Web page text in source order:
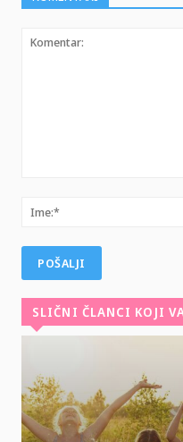
SLIČNI ČLANCI KOJI